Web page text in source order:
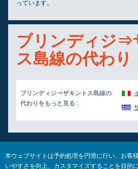
っています。
ブリンディジ⇒
ス島線の代わり
ブリンディジ⇒ザキントス島線の
代わりをもっと見る :
本ウェブサイトは予約処理を円滑に行い、お客
いやすさを向上、カスタマイズすることを目的に